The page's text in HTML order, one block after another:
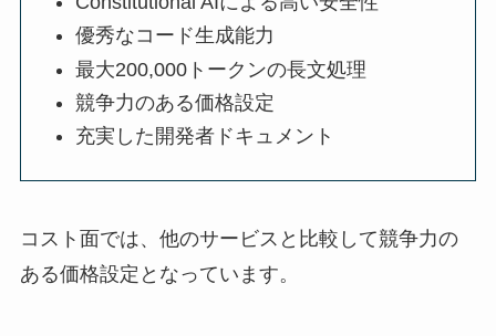
優秀なコード生成能力
最大200,000トークンの長文処理
競争力のある価格設定
充実した開発者ドキュメント
コスト面では、他のサービスと比較して競争力の
ある価格設定となっています。